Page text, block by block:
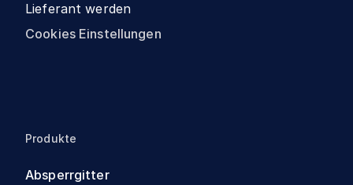
Lieferant werden
Cookies Einstellungen
Produkte
Absperrgitter